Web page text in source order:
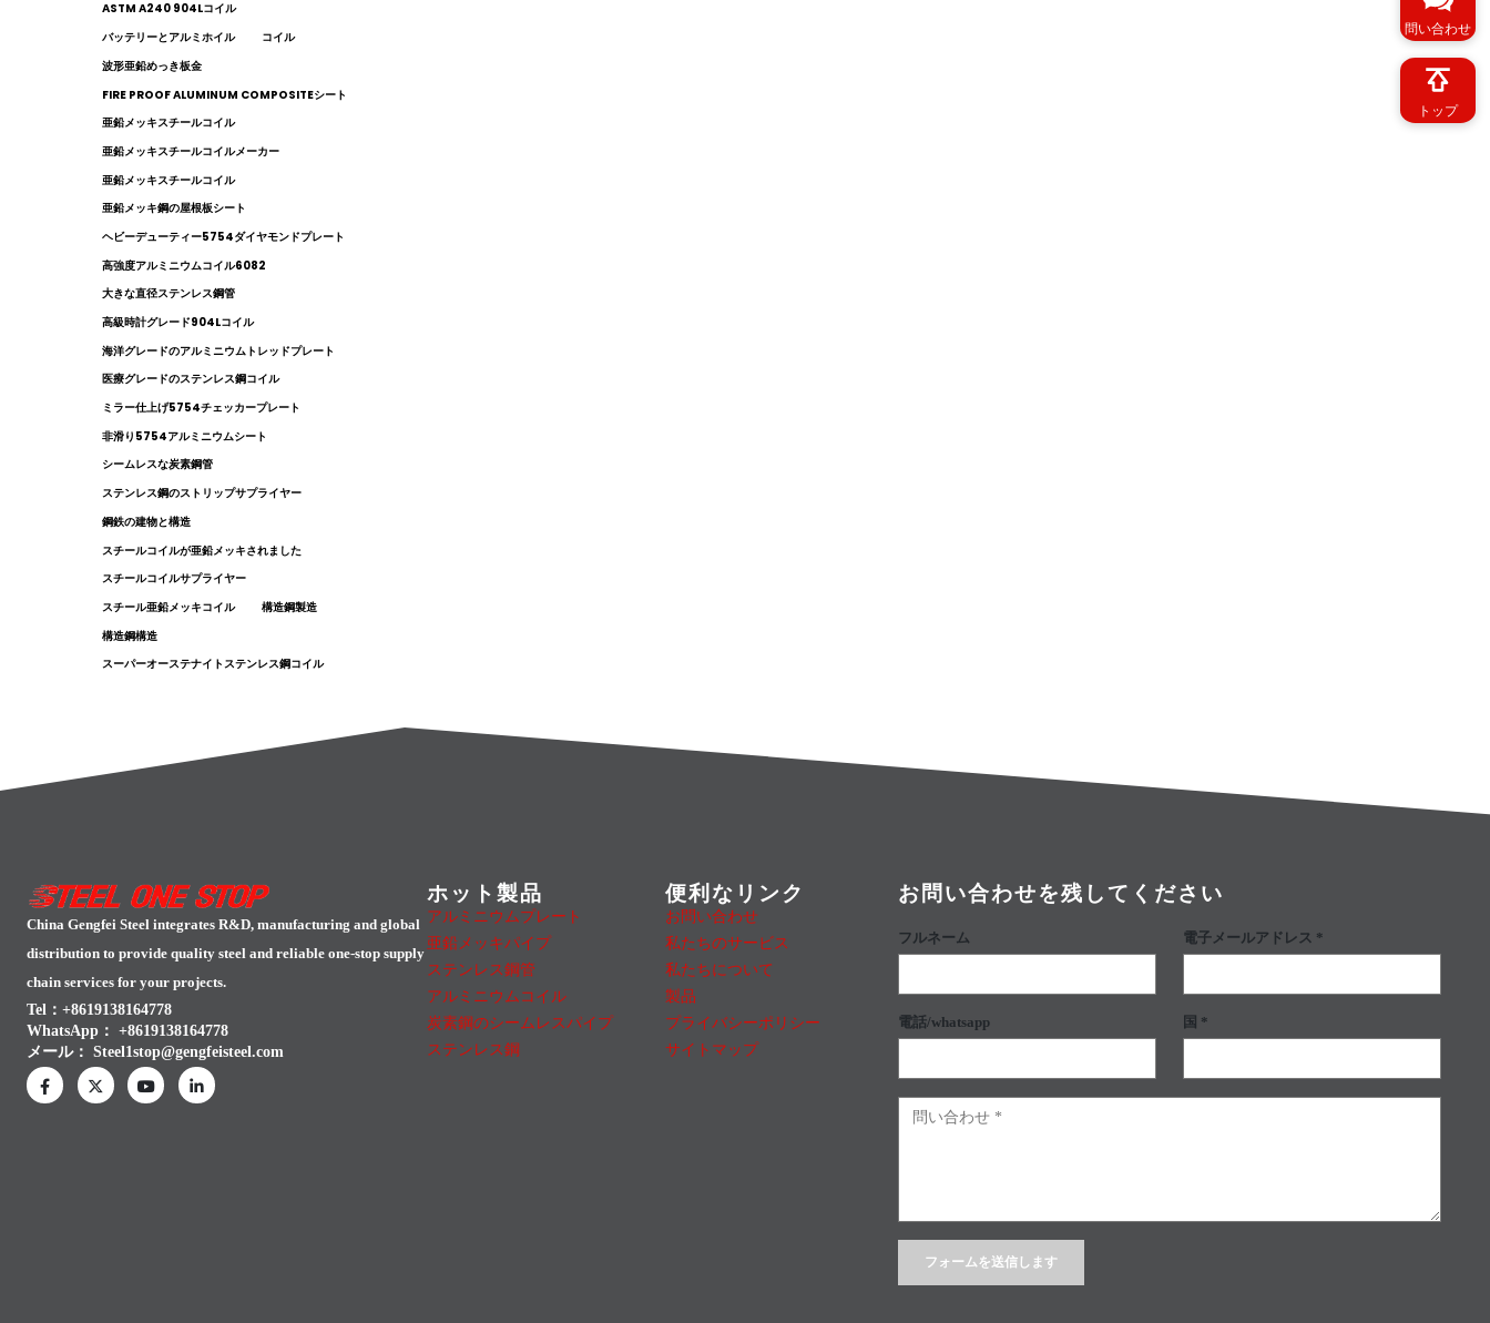
ASTM A240 904Lコイル
バッテリーとアルミホイル
コイル
波形亜鉛めっき板金
FIRE PROOF ALUMINUM COMPOSITEシート
亜鉛メッキスチールコイル
亜鉛メッキスチールコイルメーカー
亜鉛メッキスチールコイル
亜鉛メッキ鋼の屋根板シート
ヘビーデューティー5754ダイヤモンドプレート
高強度アルミニウムコイル6082
大きな直径ステンレス鋼管
高級時計グレード904Lコイル
海洋グレードのアルミニウムトレッドプレート
医療グレードのステンレス鋼コイル
ミラー仕上げ5754チェッカープレート
非滑り5754アルミニウムシート
シームレスな炭素鋼管
ステンレス鋼のストリップサプライヤー
鋼鉄の建物と構造
スチールコイルが亜鉛メッキされました
スチールコイルサプライヤー
スチール亜鉛メッキコイル
構造鋼製造
構造鋼構造
スーパーオーステナイトステンレス鋼コイル
問い合わせ
トップ
China Gengfei Steel integrates R&D, manufacturing and global
distribution to provide quality steel and reliable one-stop supply
chain services for your projects.
Tel：+8619138164778
WhatsApp： +8619138164778
メール： Steel1stop@gengfeisteel.com
ホット製品
アルミニウムプレート
亜鉛メッキパイプ
ステンレス鋼管
アルミニウムコイル
炭素鋼のシームレスパイプ
ステンレス鋼
便利なリンク
お問い合わせ
私たちのサービス
私たちについて
製品
プライバシーポリシー
サイトマップ
お問い合わせを残してください
フルネーム 電子メールアドレス *
電話/whatsapp 国 *